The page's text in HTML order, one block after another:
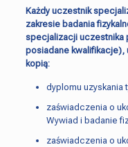
Każdy uczestnik
zakresie badania
specjalizacji uczestnika
posiadane kwalifikacje),
kopią:
dyplomu uzyskania
zaświadczenia o
Wywiad i badanie
zaświadczenia o